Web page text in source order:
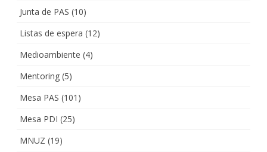
Junta de PAS (10)
Listas de espera (12)
Medioambiente (4)
Mentoring (5)
Mesa PAS (101)
Mesa PDI (25)
MNUZ (19)